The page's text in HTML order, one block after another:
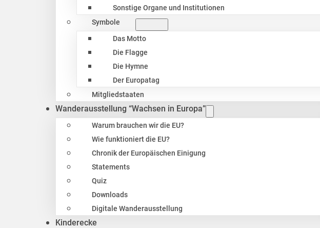
Sonstige Organe und Institutionen
Symbole
Das Motto
Die Flagge
Die Hymne
Der Europatag
Mitgliedstaaten
Wanderausstellung “Wachsen in Europa”
Warum brauchen wir die EU?
Wie funktioniert die EU?
Chronik der Europäischen Einigung
Statements
Quiz
Downloads
Digitale Wanderausstellung
Kinderecke